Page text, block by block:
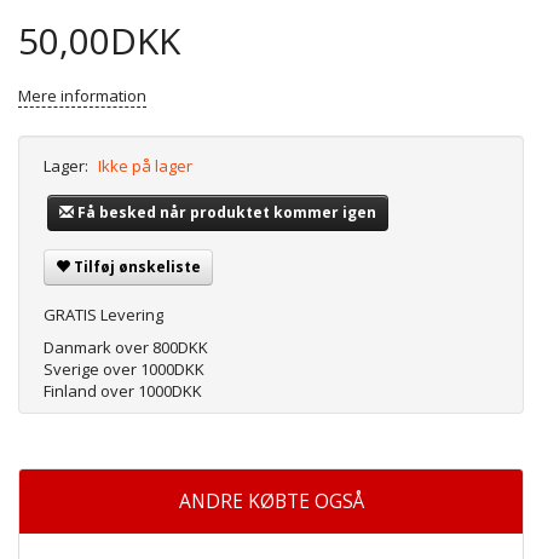
50,00DKK
Mere information
Lager: Ikke på lager
Få besked når produktet kommer igen
Tilføj ønskeliste
GRATIS Levering
Danmark over 800DKK
Sverige over 1000DKK
Finland over 1000DKK
ANDRE KØBTE OGSÅ